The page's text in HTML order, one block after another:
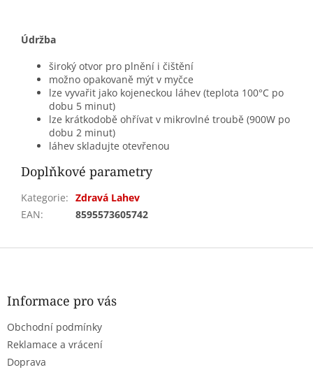
Údržba
široký otvor pro plnění i čištění
možno opakovaně mýt v myčce
lze vyvařit jako kojeneckou láhev (teplota 100°C po
dobu 5 minut)
lze krátkodobě ohřívat v mikrovlné troubě (900W po
dobu 2 minut)
láhev skladujte otevřenou
Doplňkové parametry
Kategorie: Zdravá Lahev
EAN: 8595573605742
Z
Informace pro vás
Obchodní podmínky
Reklamace a vrácení
Doprava